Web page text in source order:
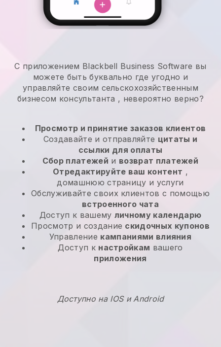
С приложением Blackbell Business Software вы
можете быть буквально где угодно и
управляйте своим сельскохозяйственным
бизнесом консультанта , невероятно верно?
Просмотр и принятие заказов клиентов
Создавайте и отправляйте цитаты и
ссылки для оплаты
Сбор платежей и возврат платежей
Отредактируйте ваш контент ,
домашнюю страницу и услуги
Обслуживайте своих клиентов с помощью
встроенного чата
Доступ к вашему личному календарю
Просмотр и создание скидочных купонов
Управление кампаниями влияния
Доступ к настройкам вашего
приложения
Доступно на IOS и Android